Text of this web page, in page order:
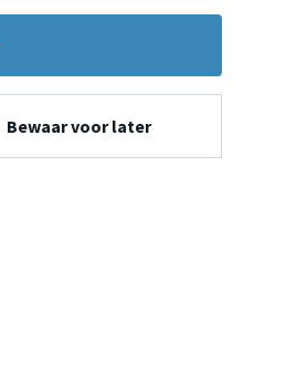
Bewaar voor later